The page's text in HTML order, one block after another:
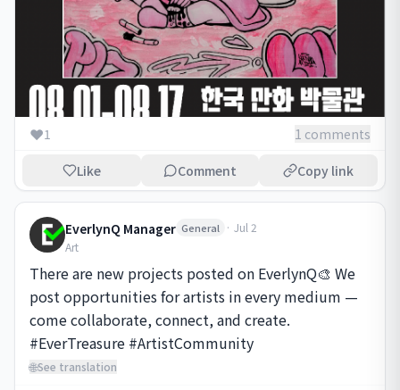
❤️1 1 comments
Like Comment Copy link
EverlynQ Manager General · Jul 2
Art
There are new projects posted on EverlynQ🎨 We
post opportunities for artists in every medium —
come collaborate, connect, and create.
#EverTreasure #ArtistCommunity
🌐See translation